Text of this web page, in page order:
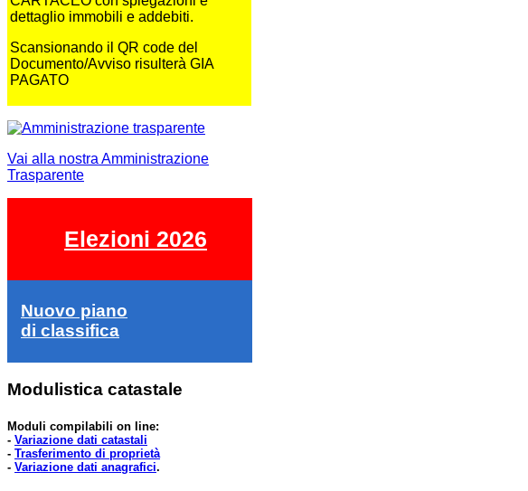
dettaglio immobili e addebiti.
Scansionando il QR code del
Documento/Avviso risulterà GIA
PAGATO
Vai alla nostra Amministrazione
Trasparente
Elezioni 2026
Nuovo piano
di classifica
Modulistica catastale
Moduli compilabili on line:
- Variazione dati catastali
- Trasferimento di proprietà
- Variazione dati anagrafici.